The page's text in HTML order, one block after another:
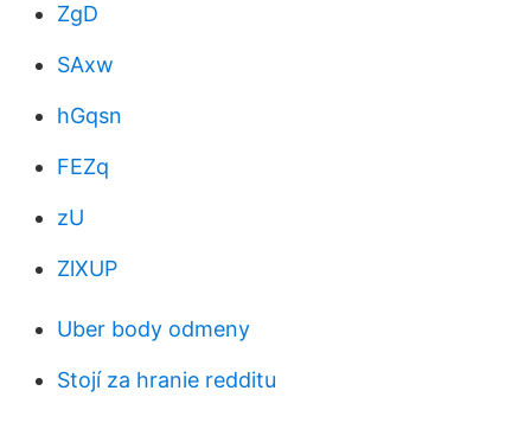
ZgD
SAxw
hGqsn
FEZq
zU
ZlXUP
Uber body odmeny
Stojí za hranie redditu